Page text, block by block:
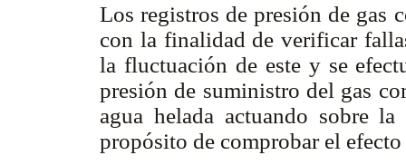
Los registros de presión de gas
con la finalidad de verificar
la fluctuación de este y se
presión de suministro del gas
agua helada actuando sobre
propósito de comprobar el